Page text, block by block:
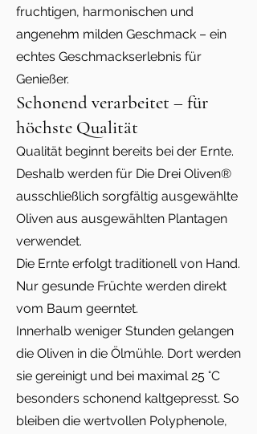
fruchtigen, harmonischen und
angenehm milden Geschmack – ein
echtes Geschmackserlebnis für
Genießer.
Schonend verarbeitet – für
höchste Qualität
Qualität beginnt bereits bei der Ernte.
Deshalb werden für Die Drei Oliven®
ausschließlich sorgfältig ausgewählte
Oliven aus ausgewählten Plantagen
verwendet.
Die Ernte erfolgt traditionell von Hand.
Nur gesunde Früchte werden direkt
vom Baum geerntet.
Innerhalb weniger Stunden gelangen
die Oliven in die Ölmühle. Dort werden
sie gereinigt und bei maximal 25 °C
besonders schonend kaltgepresst. So
bleiben die wertvollen Polyphenole,